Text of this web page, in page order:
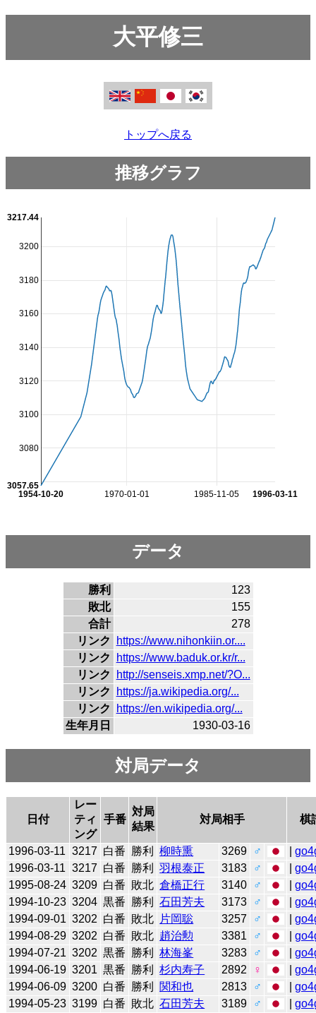
大平修三
トップへ戻る
推移グラフ
1970-01-01 1985-11-05
1954-10-20 1996-03-11
3080
3100
3120
3140
3160
3180
3200
3057.65
3217.44
データ
勝利
123
敗北
155
合計
278
リンク
https://www.nihonkiin.or....
リンク
https://www.baduk.or.kr/r...
リンク
http://senseis.xmp.net/?O...
リンク
https://ja.wikipedia.org/...
リンク
https://en.wikipedia.org/...
生年月日
1930-03-16
対局データ
日付
レー
ティ
ング
手番
対局
結果
対局相手 棋
1996-03-11 3217 白番 勝利 柳時熏 3269 ♂ |
1996-03-11 3217 白番 勝利 羽根泰正 3183 ♂ |
1995-08-24 3209 白番 敗北 倉橋正行 3140 ♂ |
1994-10-23 3204 黒番 勝利 石田芳夫 3173 ♂ |
1994-09-01 3202 白番 敗北 片岡聡 3257 ♂ |
1994-08-29 3202 白番 敗北 趙治勲 3381 ♂ |
1994-07-21 3202 黒番 勝利 林海峯 3283 ♂ |
1994-06-19 3201 黒番 勝利 杉内寿子 2892 ♀ |
1994-06-09 3200 白番 勝利 関和也 2813 ♂ |
1994-05-23 3199 白番 敗北 石田芳夫 3189 ♂ |